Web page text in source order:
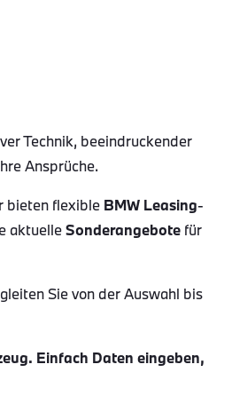
Technik, beeindruckender
Ansprüche.
bieten flexible BMW Leasing-
aktuelleSonderangebote für
Sie von der Auswahl bis
Einfach Daten eingeben,